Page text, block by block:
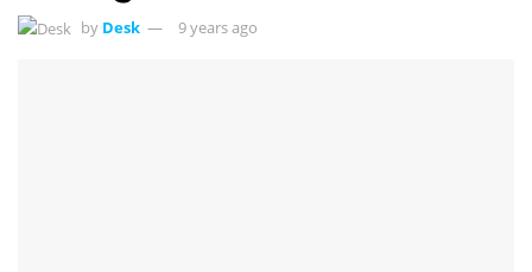
by Desk 9 years ago